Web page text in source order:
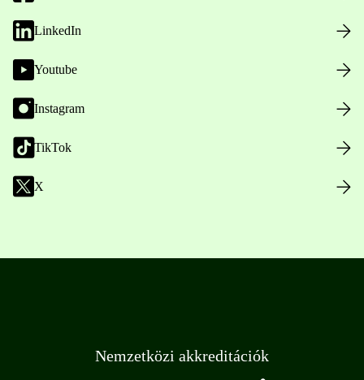
LinkedIn
Youtube
Instagram
TikTok
X
Nemzetközi akkreditációk